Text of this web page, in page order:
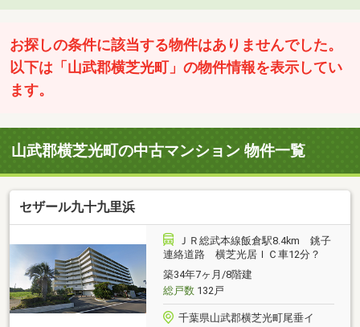
お探しの条件に該当する物件はありませんでした。
以下は「山武郡横芝光町」の物件情報を表示してい
ます。
山武郡横芝光町の中古マンション 物件一覧
セザール九十九里浜
ＪＲ総武本線飯倉駅8.4km 銚子
連絡道路 横芝光居ＩＣ車12分？
築34年7ヶ月/8階建
総戸数132戸
千葉県山武郡横芝光町尾垂イ